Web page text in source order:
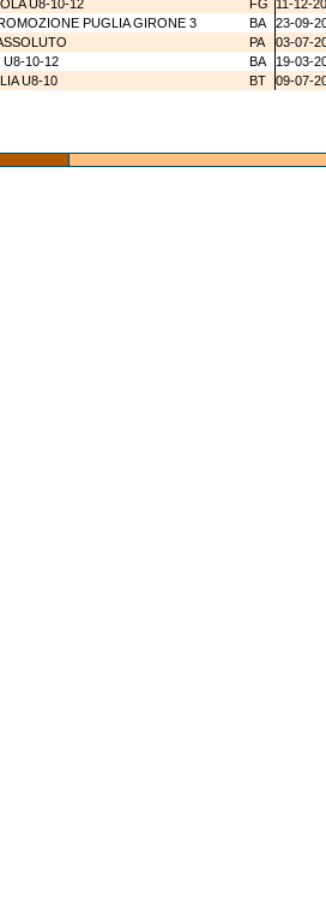
U8-10-12 FG
11-12-
PUGLIA GIRONE 3 BA
23-09-
PA
03-07-
U8-10-12 BA
19-03-
U8-10 BT 09-07-